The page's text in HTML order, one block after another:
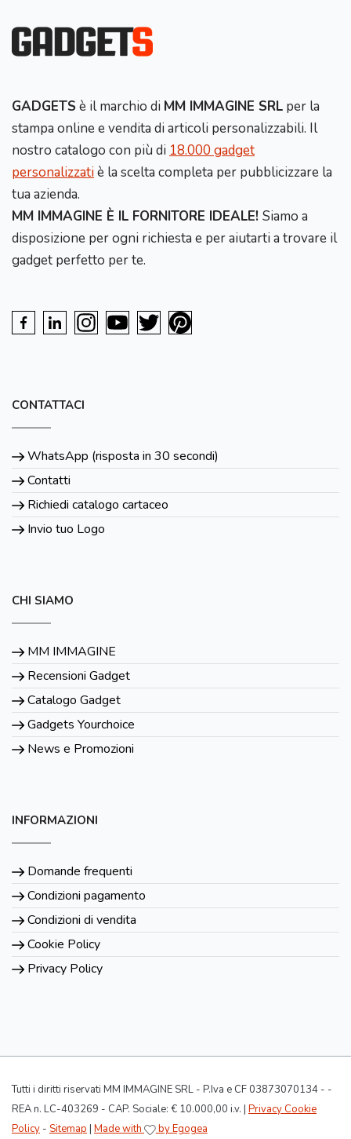
GADGETS è il marchio di MM IMMAGINE SRL per la
stampa online e vendita di articoli personalizzabili. Il
nostro catalogo con più di 18.000 gadget
personalizzatiè la scelta completa per pubblicizzare la
tua azienda.
MM IMMAGINE È IL FORNITORE IDEALE! Siamo a
disposizione per ogni richiesta e per aiutarti a trovare il
gadget perfetto per te.
CONTATTACI
WhatsApp (risposta in 30 secondi)
Contatti
Richiedi catalogo cartaceo
Invio tuo Logo
CHI SIAMO
MM IMMAGINE
Recensioni Gadget
Catalogo Gadget
Gadgets Yourchoice
News e Promozioni
INFORMAZIONI
Domande frequenti
Condizioni pagamento
Condizioni di vendita
Cookie Policy
Privacy Policy
Tutti i diritti riservati MM IMMAGINE SRL - P.Iva e CF 03873070134 - -
REA n. LC-403269 - CAP. Sociale: € 10.000,00 i.v. | Privacy Cookie
Policy - Sitemap Made with by Egogea